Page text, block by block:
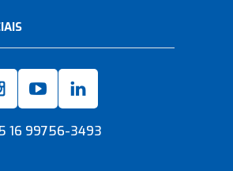
16 99756-3493